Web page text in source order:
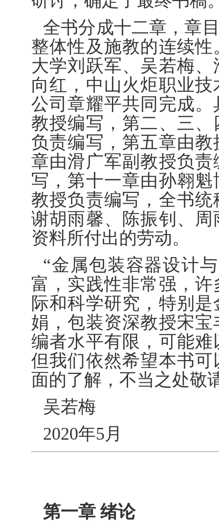
全书分成十二章，章
整体性及施教的连续
大学刘跃军、吴若梅
向红，中山火炬职业
公司章耀平共同完成
教授编写，第二、三
负责编写，第五章由
章由滑广军副教授负
写，第十一章由孙翱
教授负责编写，全书
谢胡雨馨、陈振钊、
资料所付出的劳动。
“金属包装容器设计
富，实践性非常强，
际和科学研究，特别
娟，包装资深教授宋
编者水平有限，可能
但我们依然希望本书
面的了解，不当之处敬
吴若梅
2020年5月
第一章 绪论